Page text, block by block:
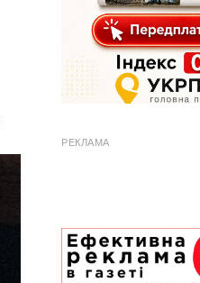
РЕКЛАМА